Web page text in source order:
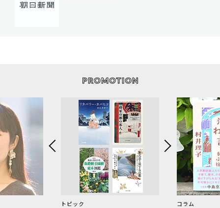
トピック コラム